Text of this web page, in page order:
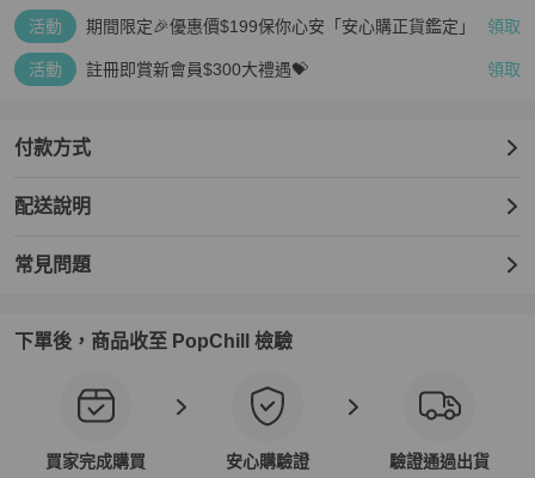
活動 期間限定🎉優惠價$199保你心安「安心購正貨鑑定」 領取
活動 註冊即賞新會員$300大禮遇💝 領取
付款方式
配送說明
常見問題
下單後，商品收至 PopChill 檢驗
買家完成購買 安心購驗證 驗證通過出貨